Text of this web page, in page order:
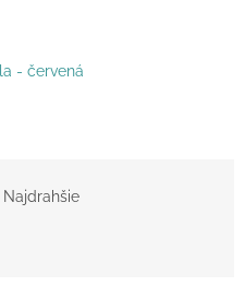
- červená
Najdrahšie